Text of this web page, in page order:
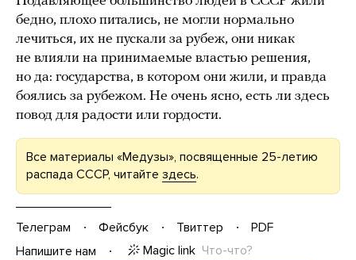
бедно, плохо питались, не могли нормально
лечиться, их не пускали за рубеж, они никак
не влияли на принимаемые властью решения,
но да: государства, в котором они жили, и правда
боялись за рубежом. Не очень ясно, есть ли здесь
повод для радости или гордости.
Все материалы «Медузы», посвященные 25-летию
распада СССР, читайте здесь.
Телеграм Фейсбук Твиттер
PDF
Напишите нам
Magic link Что-что?